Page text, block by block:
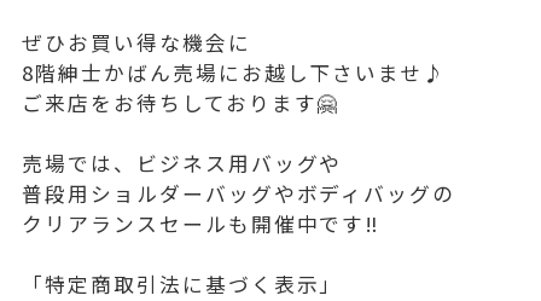
ぜひお買い得な機会に
8階紳士かばん売場にお越し下さいませ♪
ご来店をお待ちしております🤗
売場では、ビジネス用バッグや
普段用ショルダーバッグやボディバッグの
クリアランスセールも開催中です‼️
「特定商取引法に基づく表示」